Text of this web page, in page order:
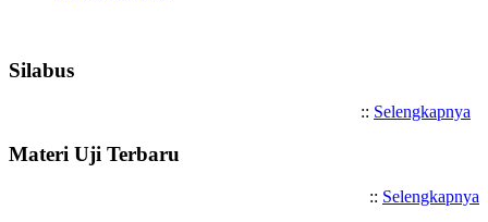
Silabus
:: Selengkapnya
Materi Uji Terbaru
:: Selengkapnya